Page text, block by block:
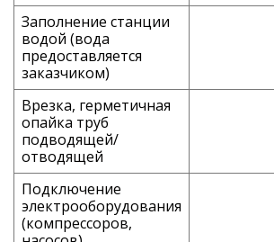
Заполнение станции
водой (вода
предоставляется
заказчиком)
Врезка, герметичная
опайка труб
подводящей/
отводящей
Подключение
электрооборудования
(компрессоров,